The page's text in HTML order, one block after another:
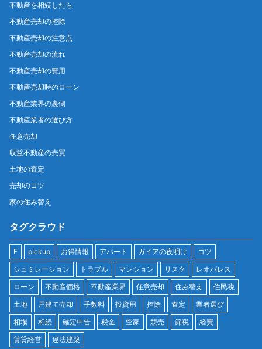
不動産を相続したら
不動産売却の控除
不動産売却の注意点
不動産売却の流れ
不動産売却の費用
不動産売却時のローン
不動産業界の裏側
不動産業者の選び方
任意売却
収益不動産の売買
土地の査定
売却のコツ
家の住み替え
タグクラウド
F pickup お得情報 アパート ガイアの夜明け
コツ
シュミレーション
トラブル マンション リスク
レオパレス
ローン
不動産価格 不動産業界 任意売却 住み替え
住民税
土地
戸建て売却 手数料 投資用 控除 査定
業者選び
相場
相続 確定申告 税金 空家 競売 節税
経費
賃貸経営
違法建築